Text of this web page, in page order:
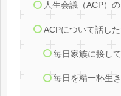
人生会議（ACP）
ACPについて話し
毎日家族に接し
毎日を精一杯生